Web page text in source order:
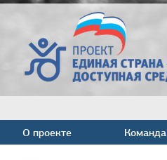
О проекте Команда